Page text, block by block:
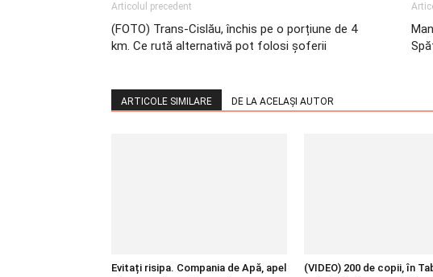
Articolul precedent
(FOTO) Trans-Cislău, închis pe o porțiune de 4
km. Ce rută alternativă pot folosi șoferii
ARTICOLE SIMILARE DE LA ACELAȘI AUTOR
Evitați risipa. Compania de Apă, apel
(VIDEO) 200 de copii, în